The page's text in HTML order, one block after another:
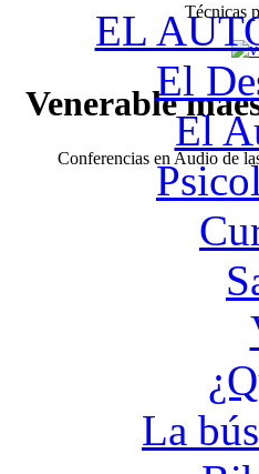
Técnicas
Venerable
Conferencias en Audio de
EL
El
El
La